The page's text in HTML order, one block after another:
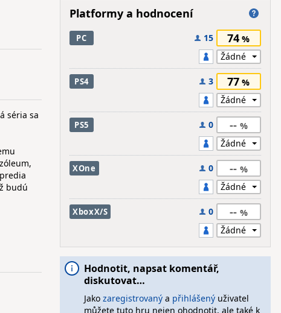
séria sa
budú
Platformy a hodnocení
PC 15 74
PS4 3 77
PS5 0 --
XOne 0 --
XboxX/S 0 --
Hodnotit, napsat komentář,
diskutovat…
Jako zaregistrovanýa přihlášenýuživatel
můžete tuto hru nejen ohodnotit, ale také k